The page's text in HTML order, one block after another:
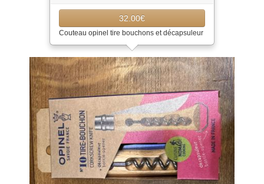
32.00€
Couteau opinel tire bouchons et décapsuleur